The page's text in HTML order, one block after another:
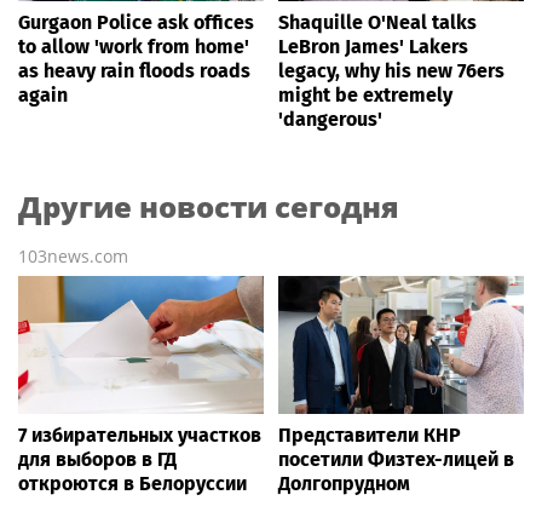
Gurgaon Police ask offices
to allow 'work from home'
as heavy rain floods roads
again
Shaquille O'Neal talks
LeBron James' Lakers
legacy, why his new 76ers
might be extremely
'dangerous'
Другие новости сегодня
103news.com
7 избирательных участков
для выборов в ГД
откроются в Белоруссии
Представители КНР
посетили Физтех-лицей в
Долгопрудном